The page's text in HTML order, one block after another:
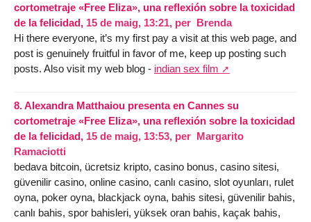
cortometraje «Free Eliza», una reflexión sobre la toxicidad
de la felicidad, 15 de maig, 13:21, per Brenda
Hi there everyone, it’s my first pay a visit at this web page, and
post is genuinely fruitful in favor of me, keep up posting such
posts. Also visit my web blog - indian sex film
8.Alexandra Matthaiou presenta en Cannes su
cortometraje «Free Eliza», una reflexión sobre la toxicidad
de la felicidad, 15 de maig, 13:53, per Margarito
Ramaciotti
bedava bitcoin, ücretsiz kripto, casino bonus, casino sitesi,
güvenilir casino, online casino, canlı casino, slot oyunları, rulet
oyna, poker oyna, blackjack oyna, bahis sitesi, güvenilir bahis,
canlı bahis, spor bahisleri, yüksek oran bahis, kaçak bahis,